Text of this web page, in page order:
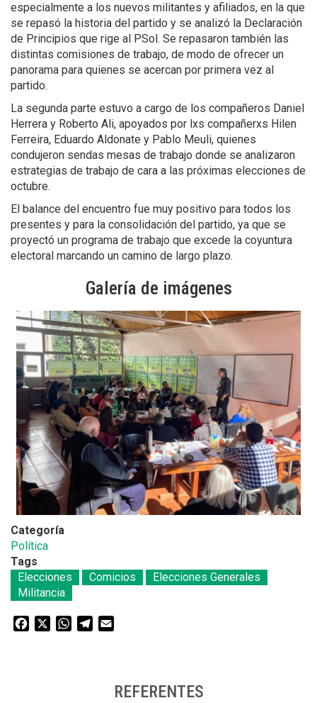
especialmente a los nuevos militantes y afiliados, en la que
se repasó la historia del partido y se analizó la Declaración
de Principios que rige al PSol. Se repasaron también las
distintas comisiones de trabajo, de modo de ofrecer un
panorama para quienes se acercan por primera vez al
partido.
La segunda parte estuvo a cargo de los compañeros Daniel
Herrera y Roberto Ali, apoyados por lxs compañerxs Hilen
Ferreira, Eduardo Aldonate y Pablo Meuli, quienes
condujeron sendas mesas de trabajo donde se analizaron
estrategias de trabajo de cara a las próximas elecciones de
octubre.
El balance del encuentro fue muy positivo para todos los
presentes y para la consolidación del partido, ya que se
proyectó un programa de trabajo que excede la coyuntura
electoral marcando un camino de largo plazo.
Galería de imágenes
Categoría
Política
Tags
Elecciones
Comicios
Elecciones Generales
Militancia
Facebook WhatsAppTelegram
REFERENTES